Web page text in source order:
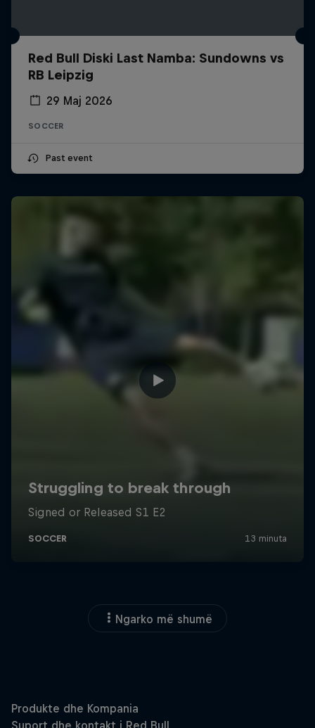
Red Bull Diski Last Namba: Sundowns vs
RB Leipzig
29 Maj 2026
SOCCER
Past event
Ngarko më shumë